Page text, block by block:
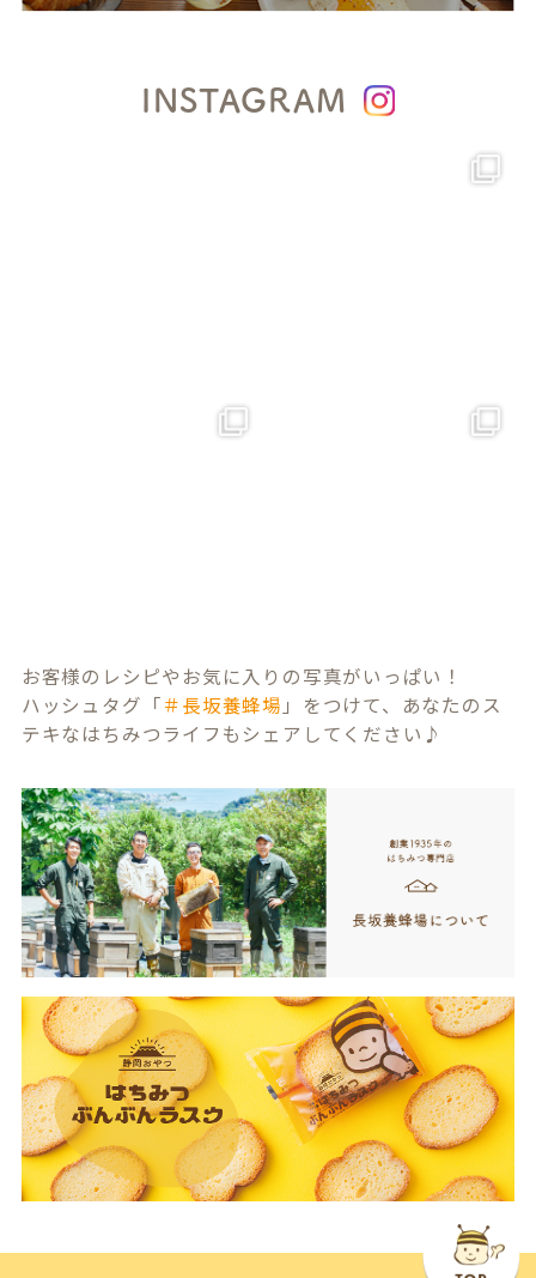
INSTAGRAM
お客様のレシピやお気に入りの写真がいっぱい！
ハッシュタグ「＃長坂養蜂場 」をつけて、あなたのス
テキなはちみつライフもシェアしてください♪